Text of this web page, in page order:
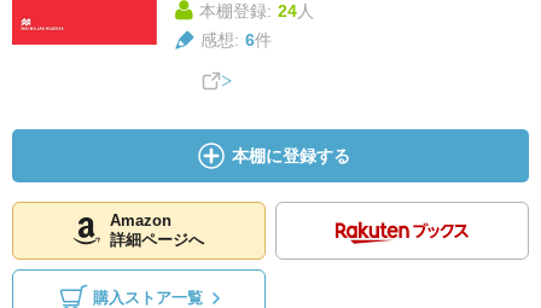
本棚登録: 24人
感想: 6件
本棚に登録する
Amazon
詳細ページへ
購入ストア一覧